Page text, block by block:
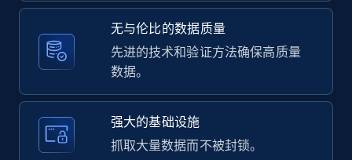
text, Date posted, and more.
11.3K+ 1.5K+ 注册使用
LinkedIn posts - Discover posts by Profile
URL
无与伦比的数据质量
先进的技术和验证方法确保高质量
数据。
强大的基础设施
抓取大量数据而不被封锁。